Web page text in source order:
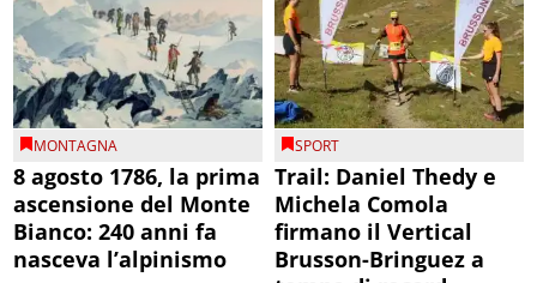
MONTAGNA
8 agosto 1786, la prima
ascensione del Monte
Bianco: 240 anni fa
nasceva l’alpinismo
SPORT
Trail: Daniel Thedy e
Michela Comola
firmano il Vertical
Brusson-Bringuez a